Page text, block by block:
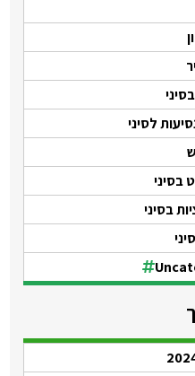
לסיני
בסיני
בסיני